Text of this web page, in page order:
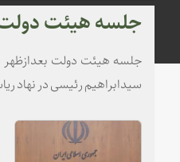
جلسه هیئت
جلسه هیئت دولت بعدازظهر
سیدابراهیم رئیسی در نهاد